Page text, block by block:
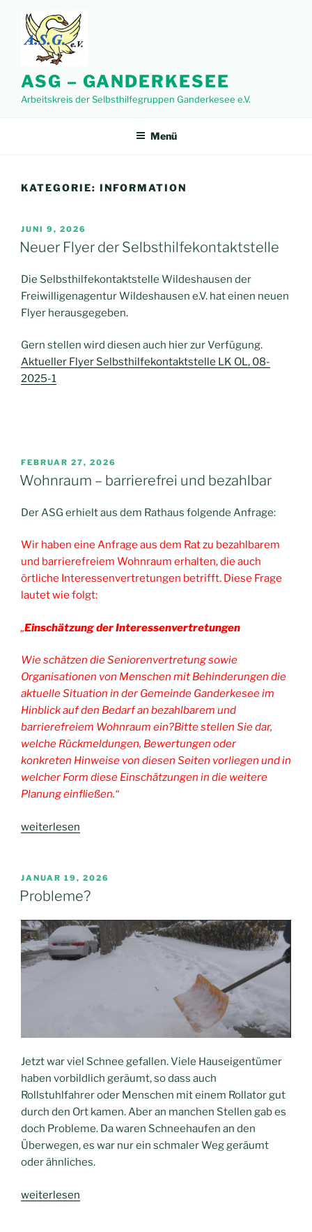
Inhalt
springen
ASG – GANDERKESEE
Arbeitskreis der Selbsthilfegruppen Ganderkesee e.V.
Menü
KATEGORIE: INFORMATION
VERÖFFENTLICHT
AM
JUNI 9, 2026
Neuer Flyer der Selbsthilfekontaktstelle
Die Selbsthilfekontaktstelle Wildeshausen der
Freiwilligenagentur Wildeshausen e.V. hat einen neuen
Flyer herausgegeben.
Gern stellen wird diesen auch hier zur Verfügung.
Aktueller Flyer Selbsthilfekontaktstelle LK OL, 08-
2025-1
VERÖFFENTLICHT
AM
FEBRUAR 27, 2026
Wohnraum – barrierefrei und bezahlbar
Der ASG erhielt aus dem Rathaus folgende Anfrage:
Wir haben eine Anfrage aus dem Rat zu bezahlbarem
und barrierefreiem Wohnraum erhalten, die auch
örtliche Interessenvertretungen betrifft. Diese Frage
lautet wie folgt:
„Einschätzung der Interessenvertretungen
Wie schätzen die Seniorenvertretung sowie
Organisationen von Menschen mit Behinderungen die
aktuelle Situation in der Gemeinde Ganderkesee im
Hinblick auf den Bedarf an bezahlbarem und
barrierefreiem Wohnraum ein?Bitte stellen Sie dar,
welche Rückmeldungen, Bewertungen oder
konkreten Hinweise von diesen Seiten vorliegen und in
welcher Form diese Einschätzungen in die weitere
Planung einfließen.“
„Wohnraum
und
bezahlbar“
weiterlesen
VERÖFFENTLICHT
AM
JANUAR 19, 2026
Probleme?
Jetzt war viel Schnee gefallen. Viele Hauseigentümer
haben vorbildlich geräumt, so dass auch
Rollstuhlfahrer oder Menschen mit einem Rollator gut
durch den Ort kamen. Aber an manchen Stellen gab es
doch Probleme. Da waren Schneehaufen an den
Überwegen, es war nur ein schmaler Weg geräumt
oder ähnliches.
„Probleme?“
weiterlesen